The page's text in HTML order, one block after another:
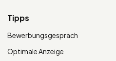
Tipps
Bewerbungsgespräch
Optimale Anzeige